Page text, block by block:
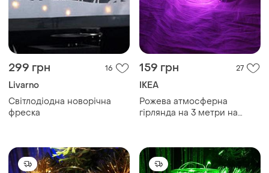
299 грн 16
Livarno
Світлодіодна новорічна
фреска
159 грн 27
IKEA
Рожева атмосферна
гірлянда на 3 метри на